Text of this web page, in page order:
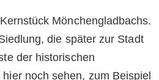
Mönchengladbachs.
die später zur Stadt
der historischen
noch sehen, zum Beispiel